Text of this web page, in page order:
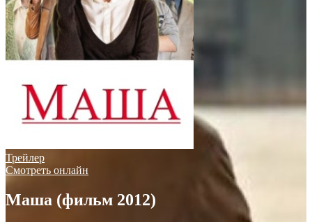
Трейлер
Смотреть онлайн
Маша (фильм 2012)